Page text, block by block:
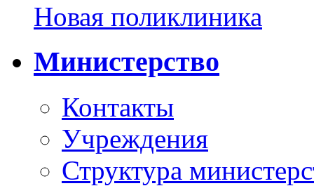
Новая поликлиника
Министерство
Контакты
Учреждения
Структура